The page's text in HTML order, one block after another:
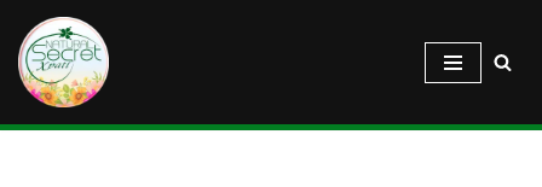
Saltar
al
contenido